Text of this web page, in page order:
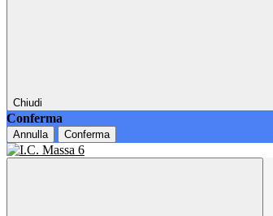
Chiudi
Conferma
Annulla Conferma